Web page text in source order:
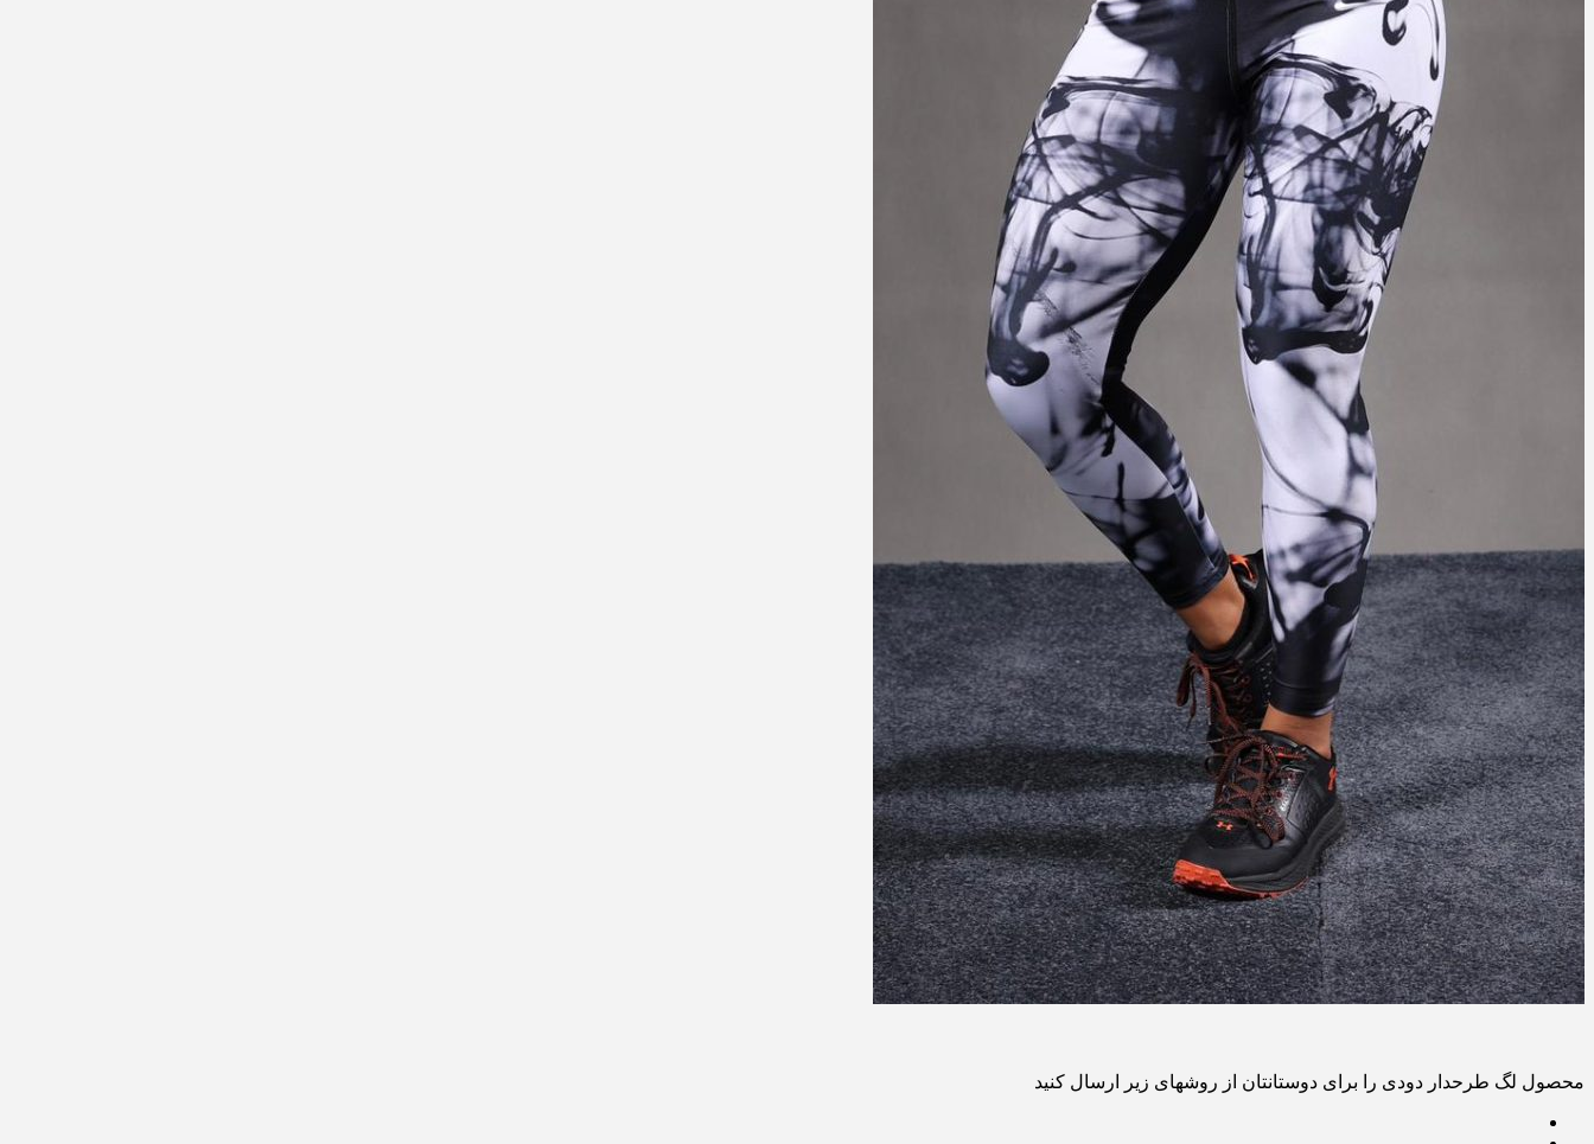
محصول لگ طرحدار دودی را برای دوستانتان از روشهای زیر ارسال کنید